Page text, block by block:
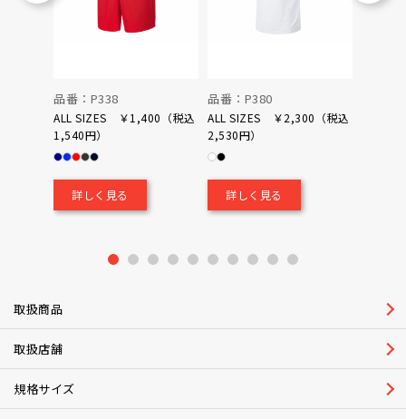
品番：P338
ALL SIZES ￥1,400（税込
1,540円）
詳しく見る
品番：P380
ALL SIZES ￥2,300（税込
2,530円）
詳しく見る
3 4 5 6 7 8 9 10
取扱商品
取扱店舗
規格サイズ